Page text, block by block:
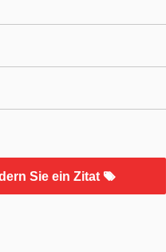
Sie ein Zitat